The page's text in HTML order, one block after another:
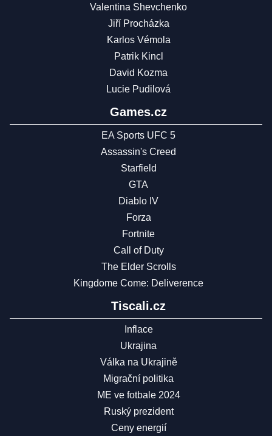
Valentina Shevchenko
Jiří Procházka
Karlos Vémola
Patrik Kincl
David Kozma
Lucie Pudilová
Games.cz
EA Sports UFC 5
Assassin's Creed
Starfield
GTA
Diablo IV
Forza
Fortnite
Call of Duty
The Elder Scrolls
Kingdome Come: Deliverence
Tiscali.cz
Inflace
Ukrajina
Válka na Ukrajině
Migrační politika
ME ve fotbale 2024
Ruský prezident
Ceny energií